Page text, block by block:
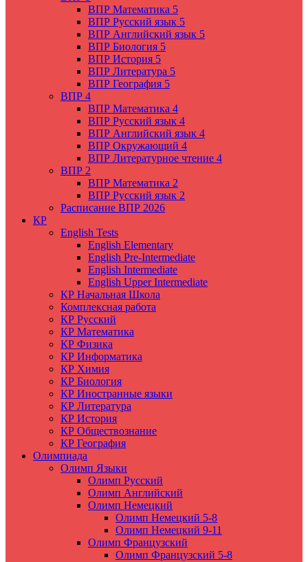
ВПР Математика 5
ВПР Русский язык 5
ВПР Английский язык 5
ВПР Биология 5
ВПР История 5
ВПР Литература 5
ВПР География 5
ВПР 4
ВПР Математика 4
ВПР Русский язык 4
ВПР Английский язык 4
ВПР Окружающий 4
ВПР Литературное чтение 4
ВПР 2
ВПР Математика 2
ВПР Русский язык 2
Расписание ВПР 2026
КР
English Tests
English Elementary
English Pre-Intermediate
English Intermediate
English Upper Intermediate
КР Начальная Школа
Комплексная работа
КР Русский
КР Математика
КР Физика
КР Информатика
КР Химия
КР Биология
КР Иностранные языки
КР Литература
КР История
КР Обществознание
КР География
Олимпиада
Олимп Языки
Олимп Русский
Олимп Английский
Олимп Немецкий
Олимп Немецкий 5-8
Олимп Немецкий 9-11
Олимп Французский
Олимп Французский 5-8